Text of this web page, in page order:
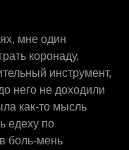
мне один
коронаду,
инструмент,
него не доходили
как-то мысль
едеху по
боль-мень